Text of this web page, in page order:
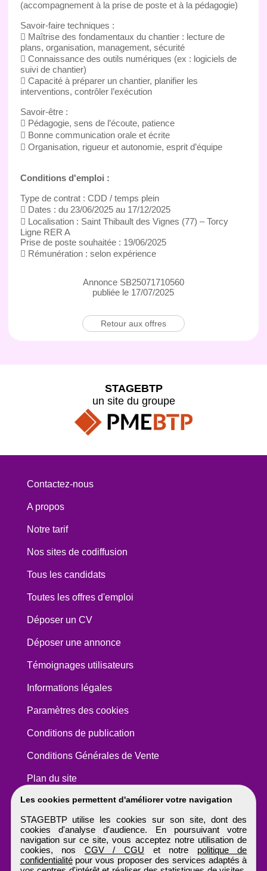
(accompagnement à la prise de poste et à la pédagogie)
Savoir-faire techniques :
 Maîtrise des fondamentaux du chantier : lecture de
plans, organisation, management, sécurité
 Connaissance des outils numériques (ex : logiciels de
suivi de chantier)
 Capacité à préparer un chantier, planifier les
interventions, contrôler l’exécution
Savoir-être :
 Pédagogie, sens de l’écoute, patience
 Bonne communication orale et écrite
 Organisation, rigueur et autonomie, esprit d’équipe
Conditions d'emploi :
Type de contrat : CDD / temps plein
 Dates : du 23/06/2025 au 17/12/2025
 Localisation : Saint Thibault des Vignes (77) – Torcy
Ligne RER A
Prise de poste souhaitée : 19/06/2025
 Rémunération : selon expérience
Annonce SB25071710560
publiée le 17/07/2025
Retour aux offres
Les cookies permettent d'améliorer votre navigation
STAGEBTP utilise les cookies sur son site, dont des
cookies d'analyse d'audience. En poursuivant votre
navigation sur ce site, vous acceptez notre utilisation de
cookies, nos CGV / CGU et notre politique de
confidentialitépour vous proposer des services adaptés à
STAGEBTP
un site du groupe
Contactez-nous
A propos
Notre tarif
Nos sites de codiffusion
Tous les candidats
Toutes les offres d'emploi
Déposer un CV
Déposer une annonce
Témoignages utilisateurs
Informations légales
Paramètres des cookies
Conditions de publication
Conditions Générales de Vente
Plan du site